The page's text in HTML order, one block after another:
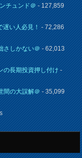
チュンド＠- 127,859
遅い人必見！- 72,286
さしかない＠- 62,013
の長期投資押し付け-
間の大誤解＠- 35,099